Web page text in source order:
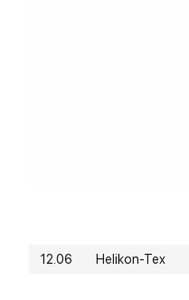
12.06 Helikon-Tex